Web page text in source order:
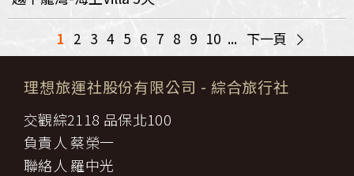
1 2 3 4 5 6 7 8 9 10 ... 下一頁 >
理想旅運社股份有限公司 - 綜合旅行社
交觀綜2118 品保北100
負責人 蔡榮一
聯絡人 羅中光